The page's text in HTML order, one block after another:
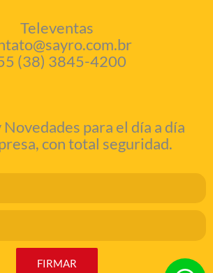
Televentas
(38) 3845-4200
para el día a día
con total seguridad.
FIRMAR